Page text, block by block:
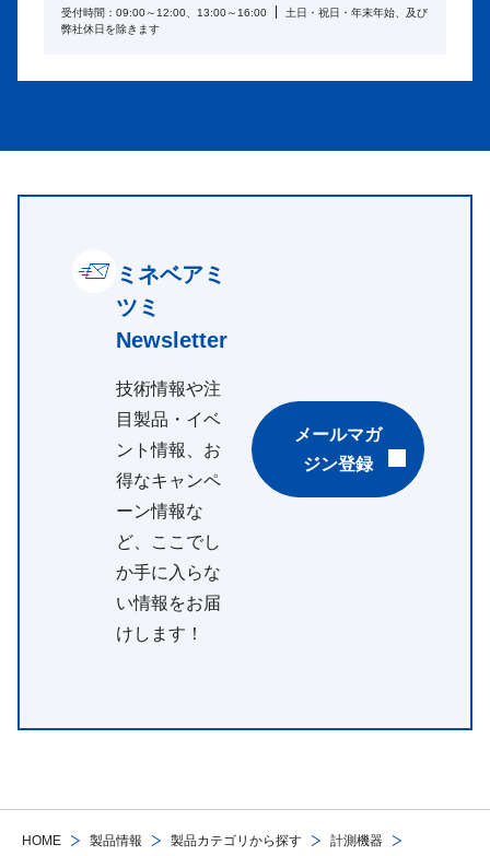
HOME 製品情報 製品カテゴリから探す 計測機器
受付時間：09:00～12:00、13:00～16:00
土日・祝日・年末年始、及び
弊社休日を除きます
ミネベアミ
ツミ
Newsletter
技術情報や注
目製品・イベ
ント情報、お
得なキャンペ
ーン情報な
ど、ここでし
か手に入らな
い情報をお届
けします！
メールマガ
ジン登録